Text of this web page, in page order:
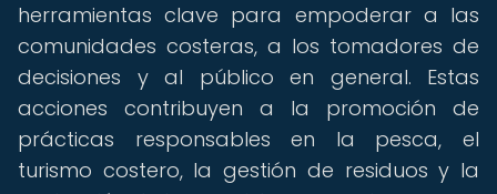
herramientas clave para empoderar a las
comunidades costeras, a los tomadores de
decisiones y al público en general. Estas
acciones contribuyen a la promoción de
prácticas responsables en la pesca, el
turismo costero, la gestión de residuos y la